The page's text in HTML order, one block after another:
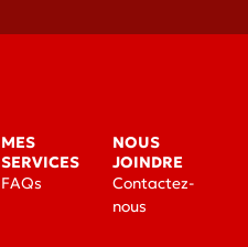
MES
SERVICES
FAQs
NOUS
JOINDRE
Contactez-
nous